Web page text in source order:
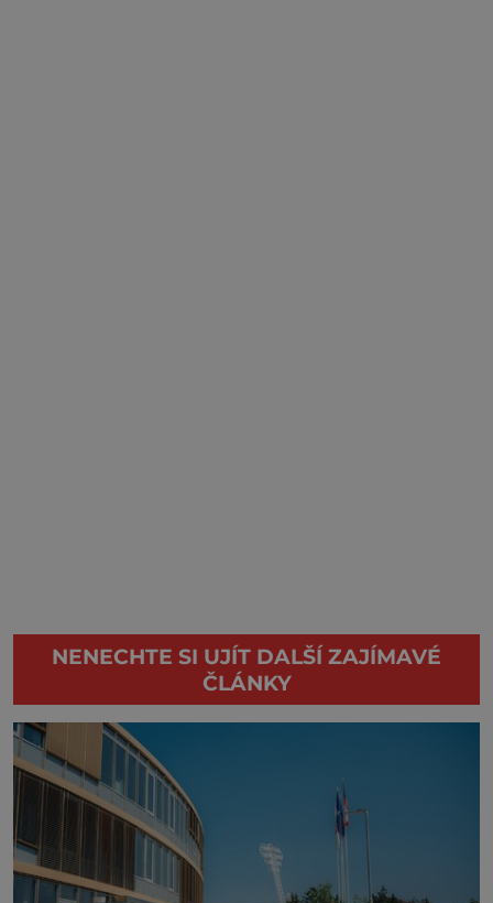
NENECHTE SI UJÍT DALŠÍ ZAJÍMAVÉ
ČLÁNKY